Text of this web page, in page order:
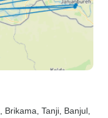
, Brikama , Tanji , Banjul